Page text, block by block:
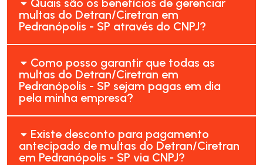
multas do Detran/Ciretran em
Pedranópolis - SP através do CNPJ?
Como posso garantir que todas as
multas do Detran/Ciretran em
Pedranópolis - SP sejam pagas em dia
pela minha empresa?
Existe desconto para pagamento
antecipado de multas do Detran/Ciretran
em Pedranópolis - SP via CNPJ?